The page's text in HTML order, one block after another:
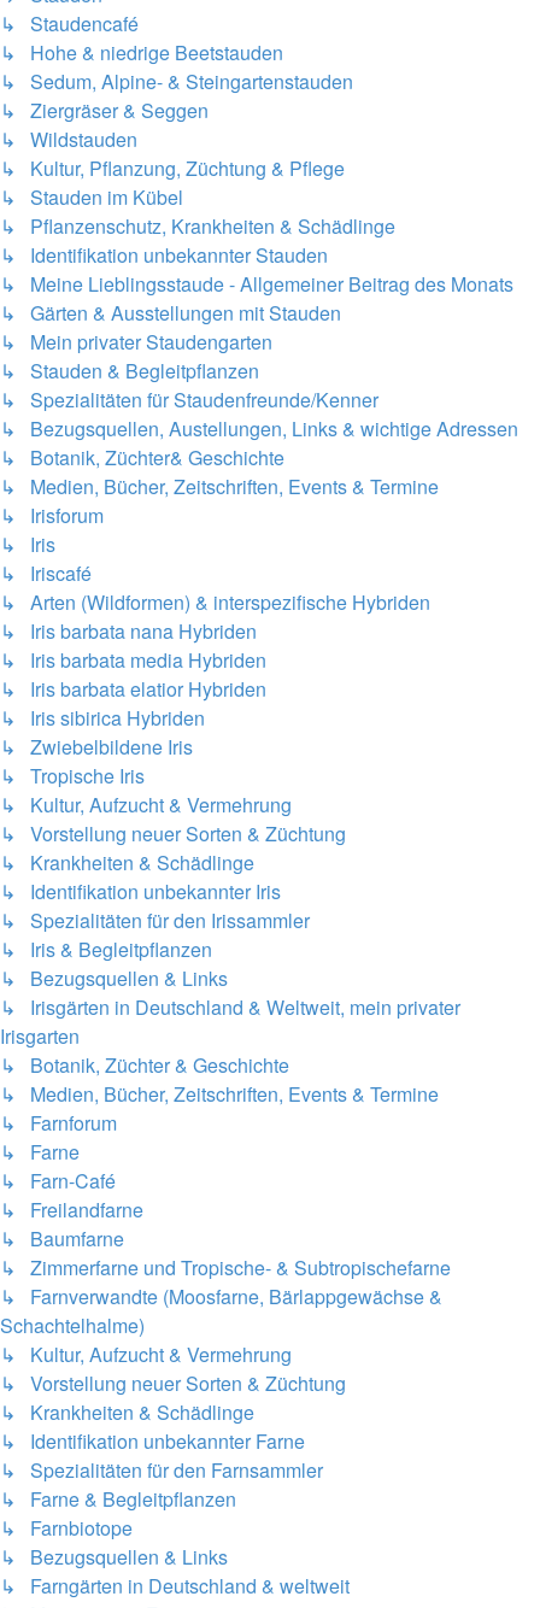
↳ Staudencafé
↳ Hohe & niedrige Beetstauden
↳ Sedum, Alpine- & Steingartenstauden
↳ Ziergräser & Seggen
↳ Wildstauden
↳ Kultur, Pflanzung, Züchtung & Pflege
↳ Stauden im Kübel
↳ Pflanzenschutz, Krankheiten & Schädlinge
↳ Identifikation unbekannter Stauden
↳ Meine Lieblingsstaude - Allgemeiner Beitrag des Monats
↳ Gärten & Ausstellungen mit Stauden
↳ Mein privater Staudengarten
↳ Stauden & Begleitpflanzen
↳ Spezialitäten für Staudenfreunde/Kenner
↳ Bezugsquellen, Austellungen, Links & wichtige Adressen
↳ Botanik, Züchter& Geschichte
↳ Medien, Bücher, Zeitschriften, Events & Termine
↳ Irisforum
↳ Iris
↳ Iriscafé
↳ Arten (Wildformen) & interspezifische Hybriden
↳ Iris barbata nana Hybriden
↳ Iris barbata media Hybriden
↳ Iris barbata elatior Hybriden
↳ Iris sibirica Hybriden
↳ Zwiebelbildene Iris
↳ Tropische Iris
↳ Kultur, Aufzucht & Vermehrung
↳ Vorstellung neuer Sorten & Züchtung
↳ Krankheiten & Schädlinge
↳ Identifikation unbekannter Iris
↳ Spezialitäten für den Irissammler
↳ Iris & Begleitpflanzen
↳ Bezugsquellen & Links
↳ Irisgärten in Deutschland & Weltweit, mein privater
Irisgarten
↳ Botanik, Züchter & Geschichte
↳ Medien, Bücher, Zeitschriften, Events & Termine
↳ Farnforum
↳ Farne
↳ Farn-Café
↳ Freilandfarne
↳ Baumfarne
↳ Zimmerfarne und Tropische- & Subtropischefarne
↳ Farnverwandte (Moosfarne, Bärlappgewächse &
Schachtelhalme)
↳ Kultur, Aufzucht & Vermehrung
↳ Vorstellung neuer Sorten & Züchtung
↳ Krankheiten & Schädlinge
↳ Identifikation unbekannter Farne
↳ Spezialitäten für den Farnsammler
↳ Farne & Begleitpflanzen
↳ Farnbiotope
↳ Bezugsquellen & Links
↳ Farngärten in Deutschland & weltweit